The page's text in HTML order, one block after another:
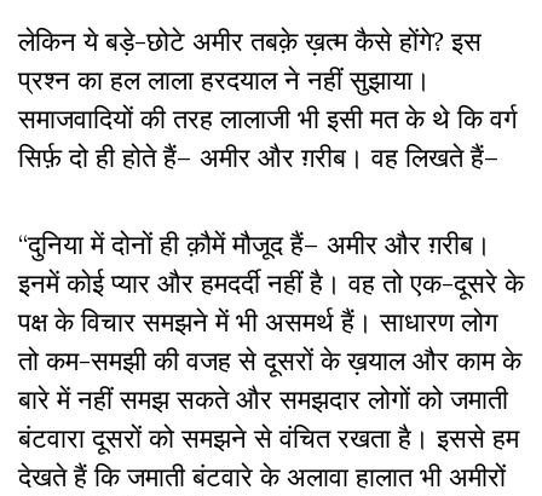
लेकिन ये बड़े-छोटे अमीर तबक़े ख़त्म कैसे होंगे? इस
प्रश्न का हल लाला हरदयाल ने नहीं सुझाया।
समाजवादियों की तरह लालाजी भी इसी मत के थे कि वर्ग
सिर्फ़ दो ही होते हैं– अमीर और ग़रीब। वह लिखते हैं–
“दुनिया में दोनों ही क़ौमें मौजूद हैं– अमीर और ग़रीब।
इनमें कोई प्यार और हमदर्दी नहीं है। वह तो एक-दूसरे के
पक्ष के विचार समझने में भी असमर्थ हैं। साधारण लोग
तो कम-समझी की वजह से दूसरों के ख़याल और काम के
बारे में नहीं समझ सकते और समझदार लोगों को जमाती
बंटवारा दूसरों को समझने से वंचित रखता है। इससे हम
देखते हैं कि जमाती बंटवारे के अलावा हालात भी अमीरों